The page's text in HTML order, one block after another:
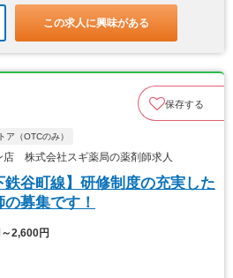
この求人に興味がある
保存する
ア（OTCのみ）
株式会社スギ薬局の薬剤師求人
鉄谷町線】研修制度の充実した
募集です！
2,600円